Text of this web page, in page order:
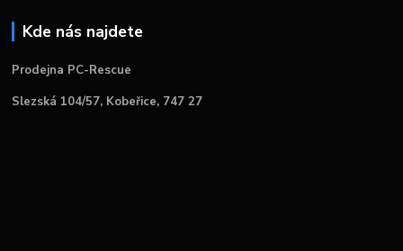
Kde nás najdete
Prodejna PC-Rescue
Slezská 104/57, Kobeřice, 747 27